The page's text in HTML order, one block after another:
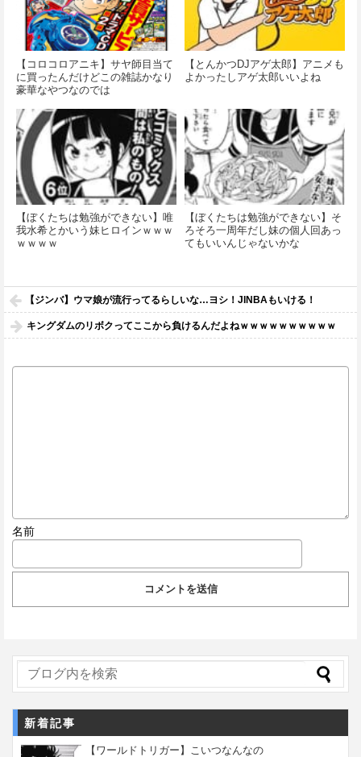
【コロコロアニキ】サヤ師目当て
に買ったんだけどこの雑誌かなり
豪華なやつなのでは
【とんかつDJアゲ太郎】アニメも
よかったしアゲ太郎いいよね
【ぼくたちは勉強ができない】唯
我水希とかいう妹ヒロインｗｗｗ
ｗｗｗｗ
【ぼくたちは勉強ができない】そ
ろそろ一周年だし妹の個人回あっ
てもいいんじゃないかな
【ジンバ】ウマ娘が流行ってるらしいな…ヨシ！JINBAもいける！
キングダムのリボクってここから負けるんだよねｗｗｗｗｗｗｗｗｗｗ
名前
新着記事
【ワールドトリガー】こいつなんなの